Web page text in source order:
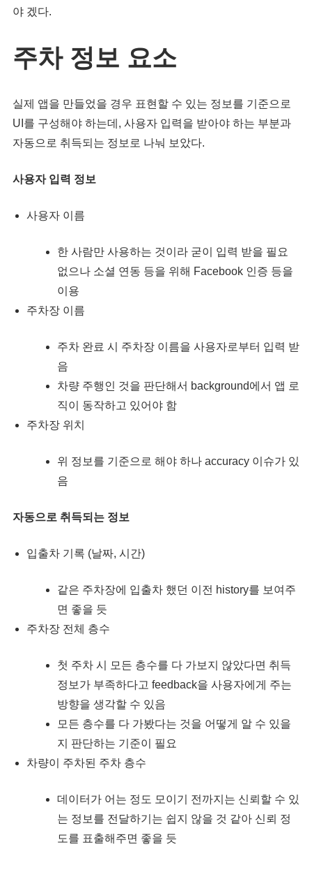
야 겠다.
주차 정보 요소
실제 앱을 만들었을 경우 표현할 수 있는 정보를 기준으로
UI를 구성해야 하는데, 사용자 입력을 받아야 하는 부분과
자동으로 취득되는 정보로 나눠 보았다.
사용자 입력 정보
사용자 이름
한 사람만 사용하는 것이라 굳이 입력 받을 필요
없으나 소셜 연동 등을 위해 Facebook 인증 등을
이용
주차장 이름
주차 완료 시 주차장 이름을 사용자로부터 입력 받
음
차량 주행인 것을 판단해서 background에서 앱 로
직이 동작하고 있어야 함
주차장 위치
위 정보를 기준으로 해야 하나 accuracy 이슈가 있
음
자동으로 취득되는 정보
입출차 기록 (날짜, 시간)
같은 주차장에 입출차 했던 이전 history를 보여주
면 좋을 듯
주차장 전체 층수
첫 주차 시 모든 층수를 다 가보지 않았다면 취득
정보가 부족하다고 feedback을 사용자에게 주는
방향을 생각할 수 있음
모든 층수를 다 가봤다는 것을 어떻게 알 수 있을
지 판단하는 기준이 필요
차량이 주차된 주차 층수
데이터가 어는 정도 모이기 전까지는 신뢰할 수 있
는 정보를 전달하기는 쉽지 않을 것 같아 신뢰 정
도를 표출해주면 좋을 듯